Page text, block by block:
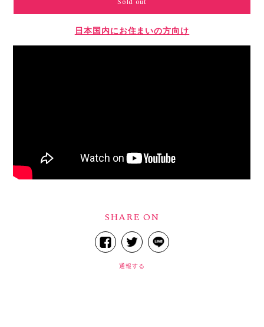
Sold out
日本国内にお住まいの方向け
SHARE ON
通報する